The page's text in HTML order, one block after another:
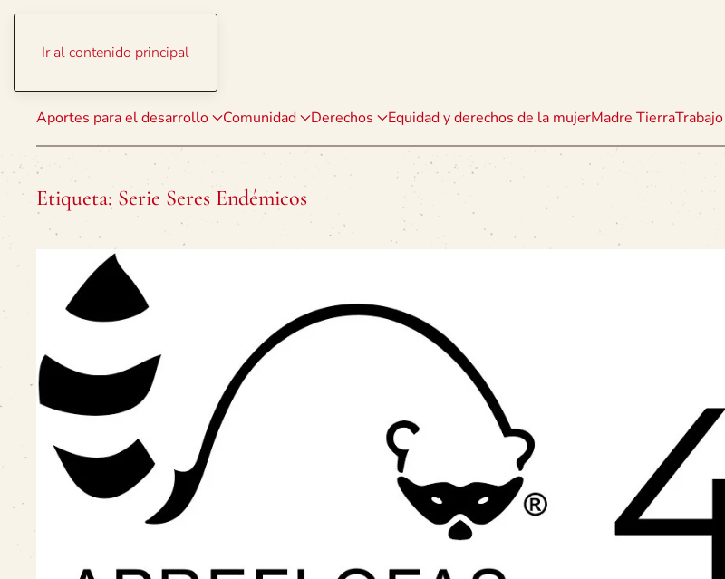
Ir al contenido principal
Aportes para el desarrollo Comunidad Derechos Equidad y derechos de la mujerMadre TierraTrabajo
Etiqueta: Serie Seres Endémicos